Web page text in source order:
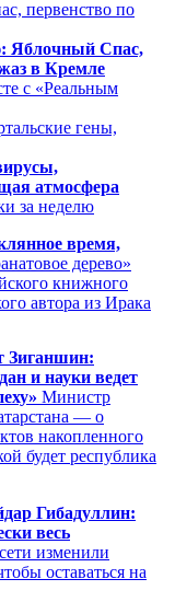
Яблочный Спас,
в Кремле
с «Реальным
атмосфера
за неделю
время,
дерево»
книжного
автора из Ирака
Зиганшин:
и науки ведет
Министр
— о
накопленного
будет республика
Гибадуллин:
весь
изменили
оставаться на